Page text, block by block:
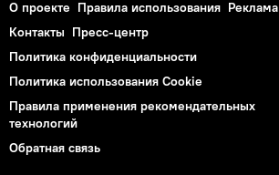
О проекте Правила использования Реклама
Контакты Пресс-центр
Политика конфиденциальности
Политика использования Cookie
Правила применения рекомендательных
технологий
Обратная связь